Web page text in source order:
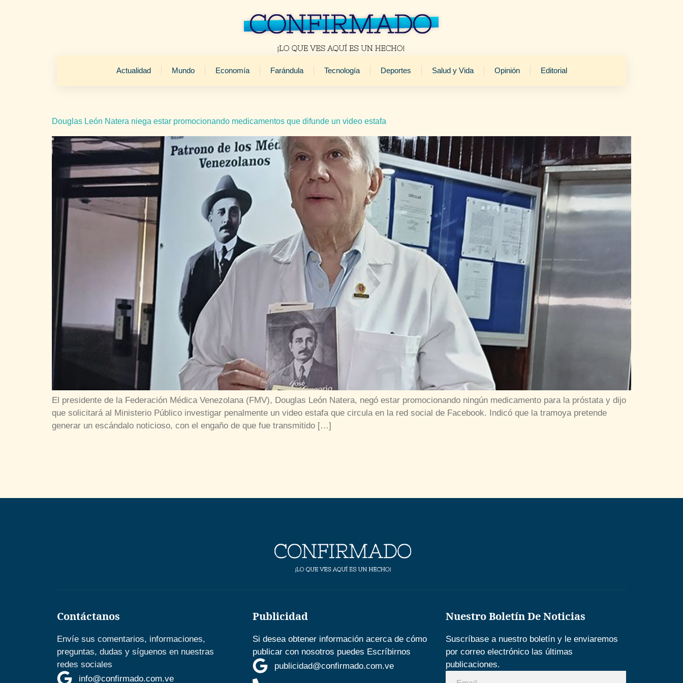
Actualidad Mundo Economía Farándula Tecnología Deportes Salud y Vida Opinión Editorial
Douglas León Natera niega estar promocionando medicamentos que difunde un video estafa
El presidente de la Federación Médica Venezolana (FMV), Douglas León Natera, negó estar promocionando ningún medicamento para la próstata y dijo
que solicitará al Ministerio Público investigar penalmente un video estafa que circula en la red social de Facebook. Indicó que la tramoya pretende
generar un escándalo noticioso, con el engaño de que fue transmitido […]
Contáctanos
Envíe sus comentarios, informaciones,
preguntas, dudas y síguenos en nuestras
redes sociales
info@confirmado.com.ve
Publicidad
Si desea obtener información acerca de cómo
publicar con nosotros puedes Escríbirnos
publicidad@confirmado.com.ve
Nuestro Boletín De Noticias
Suscríbase a nuestro boletín y le enviaremos
por correo electrónico las últimas
publicaciones.